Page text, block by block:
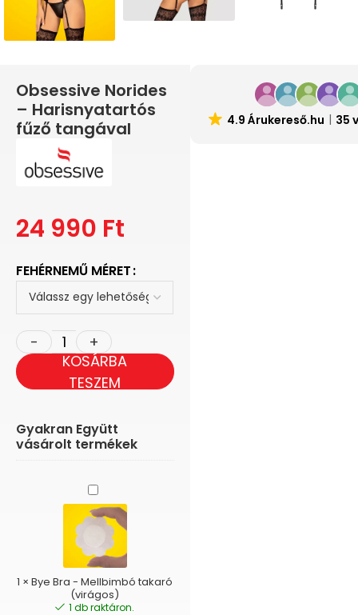
Obsessive Norides
– Harisnyatartós
fűző tangával
24 990 Ft
FEHÉRNEMŰ MÉRET
KOSÁRBA
TESZEM
Gyakran Együtt
vásárolt termékek
Bye
Bra
-
Mellbimbó
takaró
(virágos)
1 ×Bye Bra - Mellbimbó takaró
(virágos)
1 db raktáron.
4.9 Árukereső.hu 35